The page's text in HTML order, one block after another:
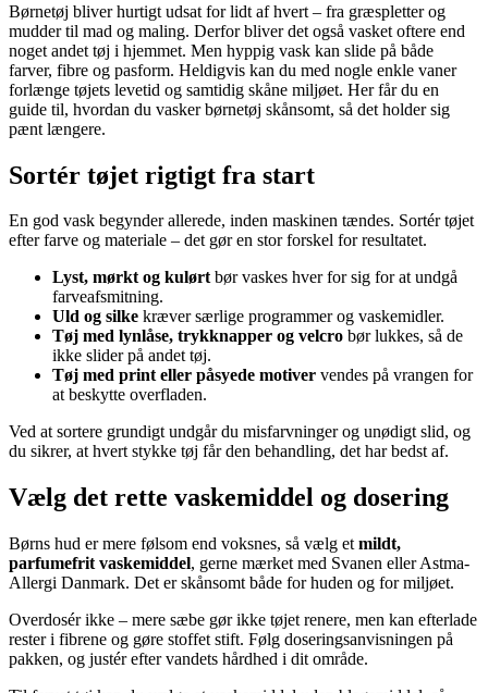
Børnetøj bliver hurtigt udsat for lidt af hvert – fra græspletter og
mudder til mad og maling. Derfor bliver det også vasket oftere end
noget andet tøj i hjemmet. Men hyppig vask kan slide på både
farver, fibre og pasform. Heldigvis kan du med nogle enkle vaner
forlænge tøjets levetid og samtidig skåne miljøet. Her får du en
guide til, hvordan du vasker børnetøj skånsomt, så det holder sig
pænt længere.
Sortér tøjet rigtigt fra start
En god vask begynder allerede, inden maskinen tændes. Sortér tøjet
efter farve og materiale – det gør en stor forskel for resultatet.
Lyst, mørkt og kulørtbør vaskes hver for sig for at undgå
farveafsmitning.
Uld og silke kræver særlige programmer og vaskemidler.
Tøj med lynlåse, trykknapper og velcro bør lukkes, så de
ikke slider på andet tøj.
Tøj med print eller påsyede motiver vendes på vrangen for
at beskytte overfladen.
Ved at sortere grundigt undgår du misfarvninger og unødigt slid, og
du sikrer, at hvert stykke tøj får den behandling, det har bedst af.
Vælg det rette vaskemiddel og dosering
Børns hud er mere følsom end voksnes, så vælg et mildt,
parfumefrit vaskemiddel, gerne mærket med Svanen eller Astma-
Allergi Danmark. Det er skånsomt både for huden og for miljøet.
Overdosér ikke – mere sæbe gør ikke tøjet renere, men kan efterlade
rester i fibrene og gøre stoffet stift. Følg doseringsanvisningen på
pakken, og justér efter vandets hårdhed i dit område.